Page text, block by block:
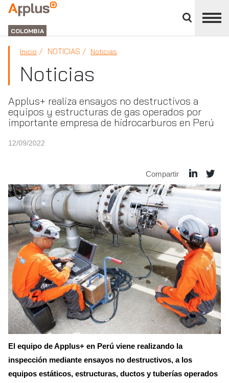
panel
APPLUS+
GROUP
COLOMBIA
Inicio NOTICIAS Noticias
Noticias
Applus+ realiza ensayos no destructivos a
equipos y estructuras de gas operados por
importante empresa de hidrocarburos en Perú
12/09/2022
Compartir
El equipo de Applus+ en Perú viene realizando la
inspección mediante ensayos no destructivos, a los
equipos estáticos, estructuras, ductos y tuberías operados